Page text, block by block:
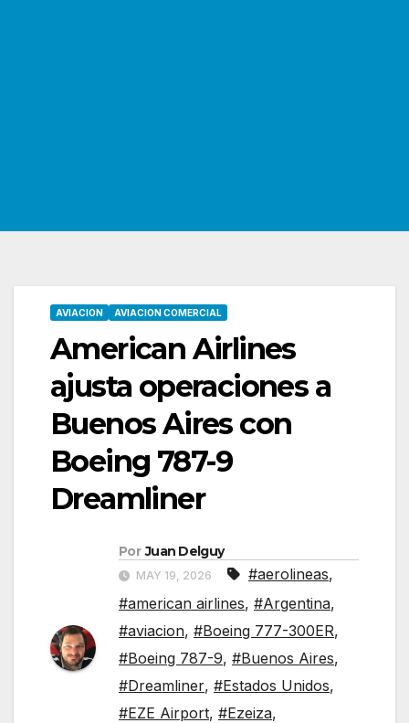
AVIACION AVIACION COMERCIAL
American Airlines
ajusta operaciones a
Buenos Aires con
Boeing 787-9
Dreamliner
Por Juan Delguy
MAY 19, 2026 #aerolineas,
#american airlines, #Argentina,
#aviacion, #Boeing 777-300ER,
#Boeing 787-9, #Buenos Aires,
#Dreamliner, #Estados Unidos,
#EZE Airport, #Ezeiza,